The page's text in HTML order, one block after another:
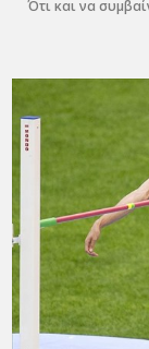
Ότι και να